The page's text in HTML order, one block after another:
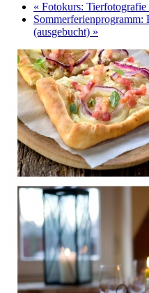
« Fotokurs:
Sommerferienprogramm:
(ausgebucht) »